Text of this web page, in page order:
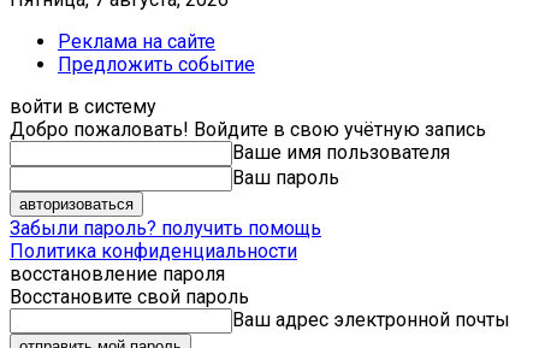
Реклама на сайте
Предложить событие
войти в систему
Добро пожаловать! Войдите в свою учётную запись
Ваше имя пользователя
Ваш пароль
Забыли пароль? получить помощь
Политика конфиденциальности
восстановление пароля
Восстановите свой пароль
Ваш адрес электронной почты